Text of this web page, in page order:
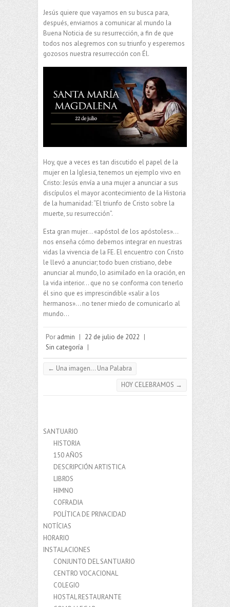
Jesús quiere que vayamos en su busca para,
después, enviarnos a comunicar al mundo la
Buena Noticia de su resurrección, a fin de que
todos nos alegremos con su triunfo y esperemos
gozosos nuestra resurrección con Él.
Hoy, que a veces es tan discutido el papel de la
mujer en la Iglesia, tenemos un ejemplo vivo en
Cristo: Jesús envía a una mujer a anunciar a sus
discípulos el mayor acontecimiento de la Historia
de la humanidad: “El triunfo de Cristo sobre la
muerte, su resurrección”.
Esta gran mujer… «apóstol de los apóstoles»…
nos enseña cómo debemos integrar en nuestras
vidas la vivencia de la FE. El encuentro con Cristo
le llevó a anunciar; todo buen cristiano, debe
anunciar al mundo, lo asimilado en la oración, en
la vida interior… que no se conforma con tenerlo
él sino que es imprescindible «salir a los
hermanos»… no tener miedo de comunicarlo al
mundo…
Por admin | 22 de julio de 2022 |
Sin categoría |
← Una imagen… Una Palabra
HOY CELEBRAMOS →
SANTUARIO
HISTORIA
150 AÑOS
DESCRIPCIÓN ARTISTICA
LIBROS
HIMNO
COFRADIA
POLÍTICA DE PRIVACIDAD
NOTÍCIAS
HORARIO
INSTALACIONES
CONJUNTO DEL SANTUARIO
CENTRO VOCACIONAL
COLEGIO
HOSTAL RESTAURANTE